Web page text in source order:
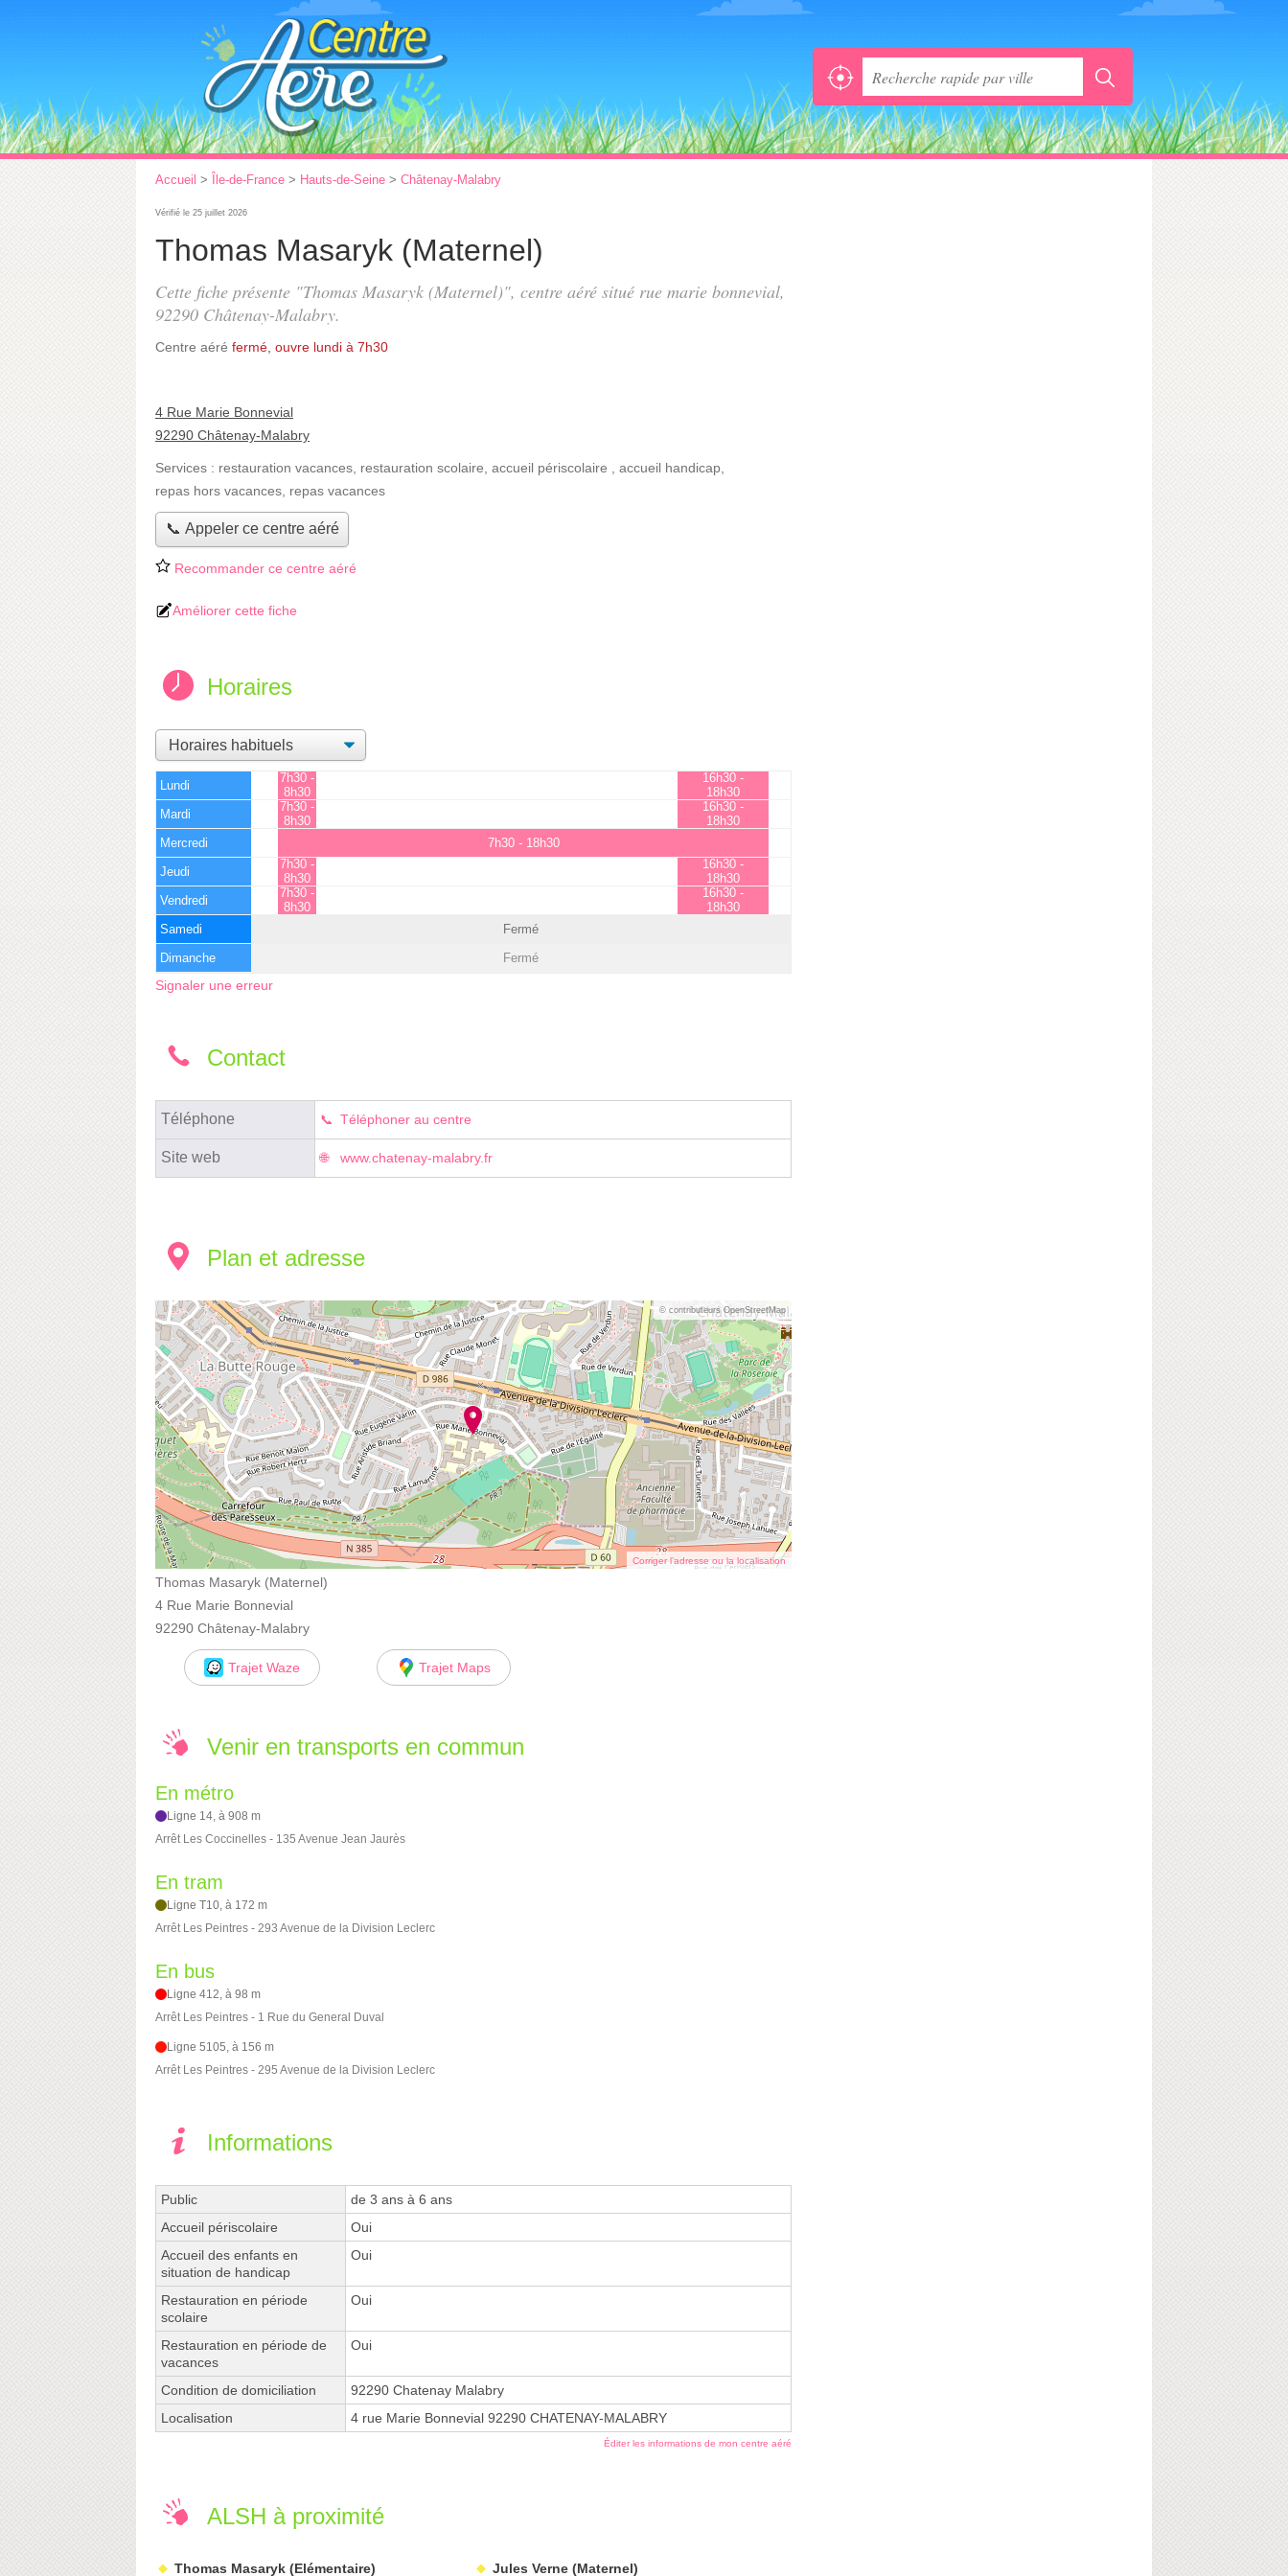
Accueil > Île-de-France > Hauts-de-Seine > Châtenay-Malabry
Vérifié le 25 juillet 2026
Thomas Masaryk (Maternel)
Cette fiche présente "Thomas Masaryk (Maternel)", centre aéré situé rue marie bonnevial,
92290 Châtenay-Malabry.
Centre aéré fermé, ouvre lundi à 7h30
4 Rue Marie Bonnevial
92290 Châtenay-Malabry
Services : restauration vacances restauration scolaire accueil périscolaire accueil handicap
repas hors vacances repas vacances
📞 Appeler ce centre aéré
Recommander ce centre aéré
Améliorer cette fiche
Horaires
Lundi
7h30 -
8h30
16h30 -
18h30
Mardi
7h30 -
8h30
16h30 -
18h30
Mercredi
7h30 - 18h30
Jeudi
7h30 -
8h30
16h30 -
18h30
Vendredi
7h30 -
8h30
16h30 -
18h30
Samedi
Fermé
Dimanche Fermé
Signaler une erreur
Contact
Téléphone Téléphoner au centre
Site web www.chatenay-malabry.fr
Plan et adresse
© contributeurs OpenStreetMap
Corriger l’adresse ou la localisation
Thomas Masaryk (Maternel)
4 Rue Marie Bonnevial
92290 Châtenay-Malabry
Trajet Waze Trajet Maps
Venir en transports en commun
En métro
Ligne 14, à 908 m
Arrêt Les Coccinelles - 135 Avenue Jean Jaurès
En tram
Ligne T10, à 172 m
Arrêt Les Peintres - 293 Avenue de la Division Leclerc
En bus
Ligne 412, à 98 m
Arrêt Les Peintres - 1 Rue du General Duval
Ligne 5105, à 156 m
Arrêt Les Peintres - 295 Avenue de la Division Leclerc
Informations
Public
de 3 ans à 6 ans
Accueil périscolaire
Oui
Accueil des enfants en
situation de handicap
Oui
Restauration en période
scolaire
Oui
Restauration en période de
vacances
Oui
Condition de domiciliation
92290 Chatenay Malabry
Localisation
4 rue Marie Bonnevial 92290 CHATENAY-MALABRY
Éditer les informations de mon centre aéré
ALSH à proximité
Thomas Masaryk (Elémentaire) Jules Verne (Maternel)